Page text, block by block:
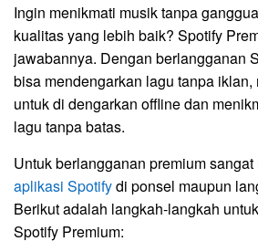
Ingin menikmati musik tanpa
kualitas yang lebih baik? Spotify
jawabannya. Dengan berlangganan
bisa mendengarkan lagu tanpa
untuk di dengarkan offline dan
lagu tanpa batas.
Untuk berlangganan premium
aplikasi Spotifydi ponsel maupun
Berikut adalah langkah-langkah
Spotify Premium: